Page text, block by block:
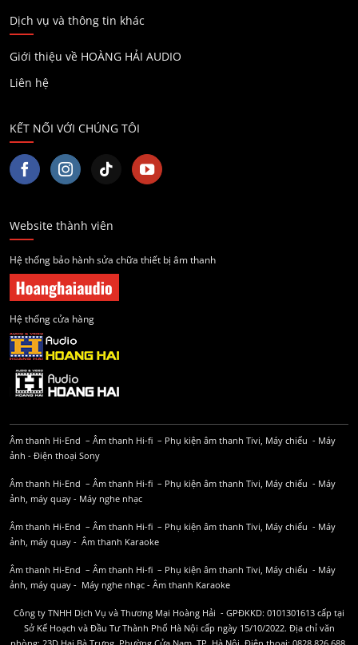
Dịch vụ và thông tin khác
Giới thiệu về HOÀNG HẢI AUDIO
Liên hệ
KẾT NỐI VỚI CHÚNG TÔI
Website thành viên
Hệ thống bảo hành sửa chữa thiết bị âm thanh
Hệ thống cửa hàng
Âm thanh Hi-End – Âm thanh Hi-fi – Phụ kiện âm thanh Tivi, Máy chiếu - Máy
ảnh - Điện thoại Sony
Âm thanh Hi-End – Âm thanh Hi-fi – Phụ kiện âm thanh Tivi, Máy chiếu - Máy
ảnh, máy quay - Máy nghe nhạc
Âm thanh Hi-End – Âm thanh Hi-fi – Phụ kiện âm thanh Tivi, Máy chiếu - Máy
ảnh, máy quay - Âm thanh Karaoke
Âm thanh Hi-End – Âm thanh Hi-fi – Phụ kiện âm thanh Tivi, Máy chiếu - Máy
ảnh, máy quay - Máy nghe nhạc - Âm thanh Karaoke
Công ty TNHH Dịch Vụ và Thương Mại Hoàng Hải - GPĐKKD: 0101301613 cấp tại
Sở Kế Hoạch và Đầu Tư Thành Phố Hà Nội cấp ngày 15/10/2022. Địa chỉ văn